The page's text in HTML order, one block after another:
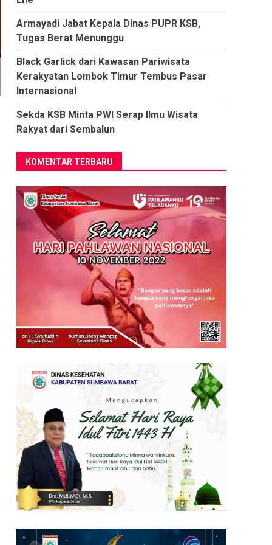
Armayadi Jabat Kepala Dinas PUPR KSB,
Tugas Berat Menunggu
Black Garlick dari Kawasan Pariwisata
Kerakyatan Lombok Timur Tembus Pasar
Internasional
Sekda KSB Minta PWI Serap Ilmu Wisata
Rakyat dari Sembalun
KOMENTAR TERBARU